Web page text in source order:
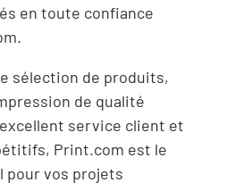
en toute confiance
sélection de produits,
de qualité
service client et
Print.com est le
pour vos projets